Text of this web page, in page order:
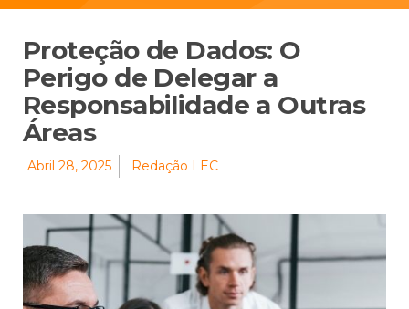
Proteção de Dados: O
Perigo de Delegar a
Responsabilidade a Outras
Áreas
Abril 28, 2025 Redação LEC